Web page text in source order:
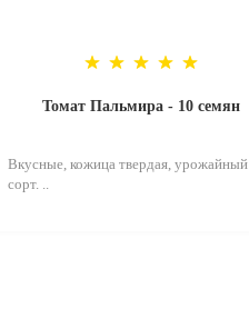
Томат Пальмира - 10 семян
Вкусные, кожица твердая, урожайный
сорт. ..